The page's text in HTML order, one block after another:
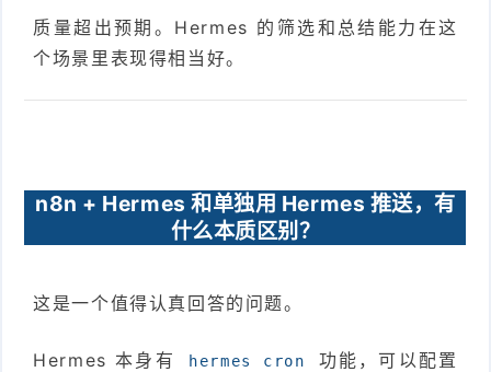
质量超出预期。Hermes 的筛选和总结能力在这
个场景里表现得相当好。
n8n + Hermes 和单独用 Hermes 推送，有
什么本质区别？
这是一个值得认真回答的问题。
Hermes 本身有 hermes cron
功能，可以配置